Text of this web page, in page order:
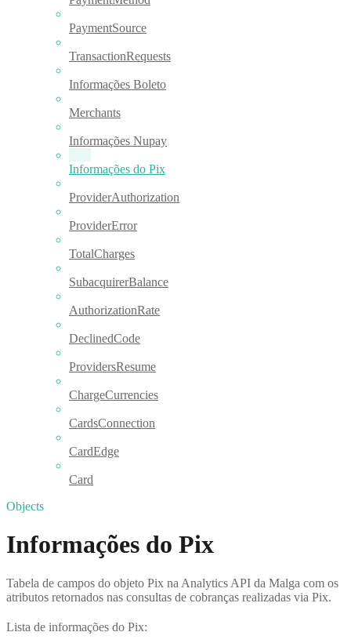
PaymentSource
TransactionRequests
Informações Boleto
Merchants
Informações Nupay
Informações do Pix
ProviderAuthorization
ProviderError
TotalCharges
SubacquirerBalance
AuthorizationRate
DeclinedCode
ProvidersResume
ChargeCurrencies
CardsConnection
CardEdge
Card
Objects
Informações do Pix
Tabela de campos do objeto Pix na Analytics API da Malga com os
atributos retornados nas consultas de cobranças realizadas via Pix.
Lista de informações do Pix: